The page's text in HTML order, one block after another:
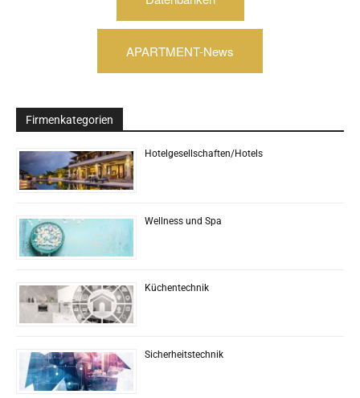
APARTMENT-News
Firmenkategorien
Hotelgesellschaften/Hotels
Wellness und Spa
Küchentechnik
Sicherheitstechnik